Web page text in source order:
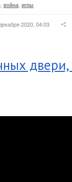
война игры
2020, 04:03